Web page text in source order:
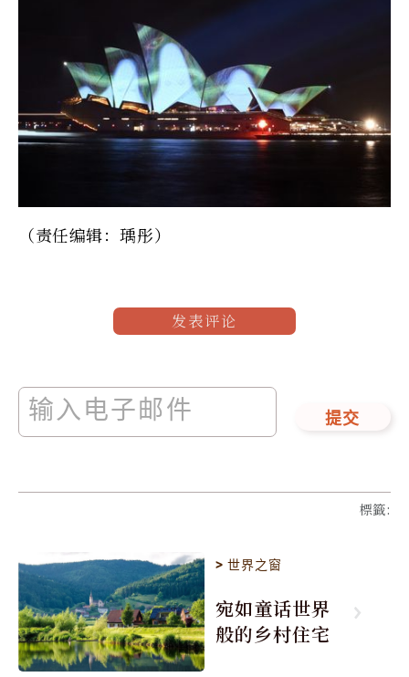
（责任编辑：瑀彤）
发表评论
提交
標籤:
>世界之窗
宛如童话世界
般的乡村住宅